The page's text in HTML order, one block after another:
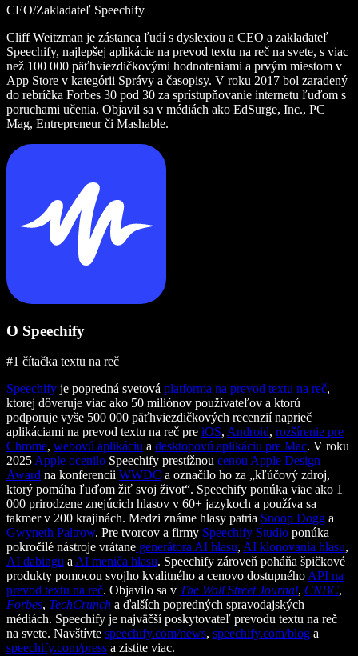
CEO/Zakladateľ Speechify
Cliff Weitzman je zástanca ľudí s dyslexiou a CEO a zakladateľ
Speechify, najlepšej aplikácie na prevod textu na reč na svete, s viac
než 100 000 päťhviezdičkovými hodnoteniami a prvým miestom v
App Store v kategórii Správy a časopisy. V roku 2017 bol zaradený
do rebríčka Forbes 30 pod 30 za sprístupňovanie internetu ľuďom s
poruchami učenia. Objavil sa v médiách ako EdSurge, Inc., PC
Mag, Entrepreneur či Mashable.
O Speechify
#1 čítačka textu na reč
Speechify je popredná svetová platforma na prevod textu na reč,
ktorej dôveruje viac ako 50 miliónov používateľov a ktorú
podporuje vyše 500 000 päťhviezdičkových recenzií naprieč
aplikáciami na prevod textu na reč pre iOS, Android, rozšírenie pre
Chrome, webovú aplikáciu a desktopovú aplikáciu pre Mac. V roku
2025 Apple ocenilo Speechify prestížnou cenou Apple Design
Award na konferencii WWDC a označilo ho za „kľúčový zdroj,
ktorý pomáha ľuďom žiť svoj život“. Speechify ponúka viac ako 1
000 prirodzene znejúcich hlasov v 60+ jazykoch a používa sa
takmer v 200 krajinách. Medzi známe hlasy patria Snoop Dogg a
Gwyneth Paltrow. Pre tvorcov a firmy Speechify Studio ponúka
pokročilé nástroje vrátane generátora AI hlasu, AI klonovania hlasu,
AI dabingu a AI meniča hlasu. Speechify zároveň poháňa špičkové
produkty pomocou svojho kvalitného a cenovo dostupného API na
prevod textu na reč. Objavilo sa v The Wall Street Journal, CNBC,
Forbes, TechCrunch a ďalších popredných spravodajských
médiách. Speechify je najväčší poskytovateľ prevodu textu na reč
na svete. Navštívte speechify.com/news, speechify.com/blog a
speechify.com/press a zistite viac.